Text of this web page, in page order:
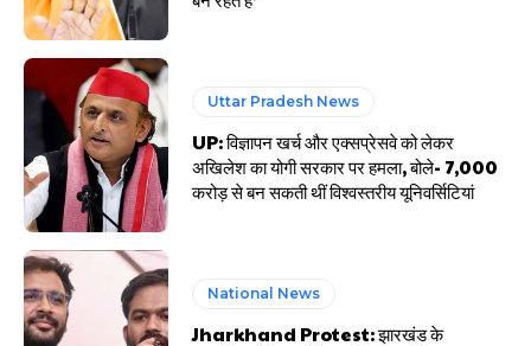
Uttar Pradesh News
UP: विज्ञापन खर्च और एक्सप्रेसवे को लेकर
अखिलेश का योगी सरकार पर हमला, बोले- 7,000
करोड़ से बन सकती थीं विश्वस्तरीय यूनिवर्सिटियां
National News
Jharkhand Protest: झारखंड के